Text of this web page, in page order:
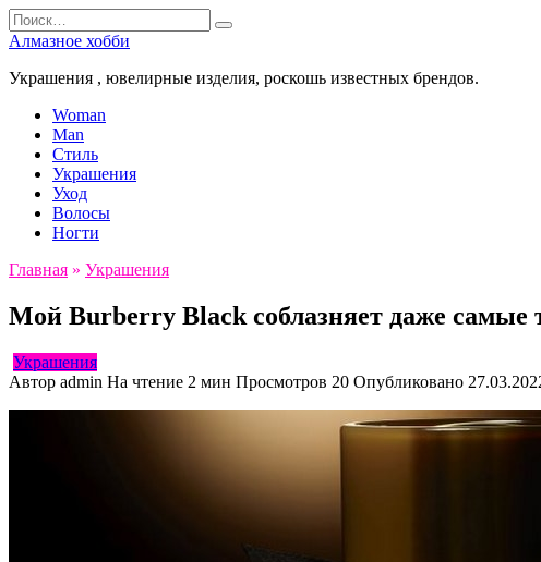
Перейти
к
Search
for:
Алмазное хобби
Украшения , ювелирные изделия, роскошь известных брендов.
Woman
Man
Стиль
Украшения
Уход
Волосы
Ногти
Главная » Украшения
Мой Burberry Black соблазняет даже самые
Украшения
Автор admin На чтение 2 мин Просмотров 20 Опубликовано